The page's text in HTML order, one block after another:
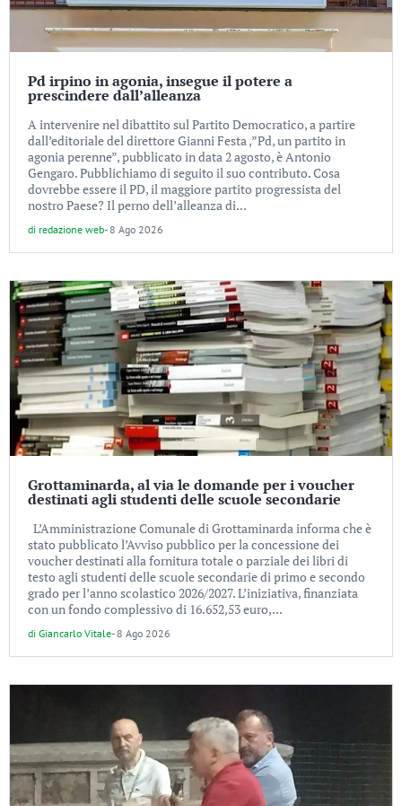
Pd irpino in agonia, insegue il potere a
prescindere dall’alleanza
A intervenire nel dibattito sul Partito Democratico, a partire
dall’editoriale del direttore Gianni Festa ,”Pd, un partito in
agonia perenne”, pubblicato in data 2 agosto, è Antonio
Gengaro. Pubblichiamo di seguito il suo contributo. Cosa
dovrebbe essere il PD, il maggiore partito progressista del
nostro Paese? Il perno dell’alleanza di...
di redazione web- 8 Ago 2026
Grottaminarda, al via le domande per i voucher
destinati agli studenti delle scuole secondarie
L’Amministrazione Comunale di Grottaminarda informa che è
stato pubblicato l’Avviso pubblico per la concessione dei
voucher destinati alla fornitura totale o parziale dei libri di
testo agli studenti delle scuole secondarie di primo e secondo
grado per l’anno scolastico 2026/2027. L’iniziativa, finanziata
con un fondo complessivo di 16.652,53 euro,...
di Giancarlo Vitale- 8 Ago 2026